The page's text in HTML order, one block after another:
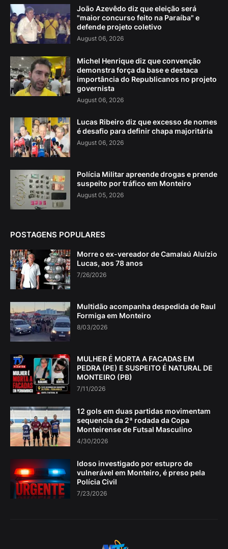
João Azevêdo diz que eleição será
"maior concurso feito na Paraíba" e
defende projeto coletivo
August 06, 2026
Michel Henrique diz que convenção
demonstra força da base e destaca
importância do Republicanos no projeto
governista
August 06, 2026
Lucas Ribeiro diz que excesso de nomes
é desafio para definir chapa majoritária
August 06, 2026
Polícia Militar apreende drogas e prende
suspeito por tráfico em Monteiro
August 05, 2026
POSTAGENS POPULARES
Morre o ex-vereador de Camalaú Aluízio
Lucas, aos 78 anos
7/26/2026
Multidão acompanha despedida de Raul
Formiga em Monteiro
8/03/2026
MULHER É MORTA A FACADAS EM
PEDRA (PE) E SUSPEITO É NATURAL DE
MONTEIRO (PB)
7/11/2026
12 gols em duas partidas movimentam
sequencia da 2ª rodada da Copa
Monteirense de Futsal Masculino
4/30/2026
Idoso investigado por estupro de
vulnerável em Monteiro, é preso pela
Polícia Civil
7/23/2026